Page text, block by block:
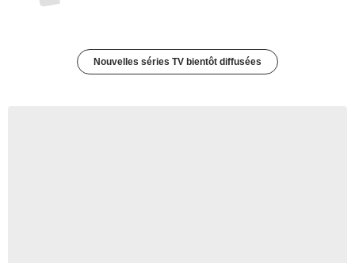
Nouvelles séries TV bientôt diffusées